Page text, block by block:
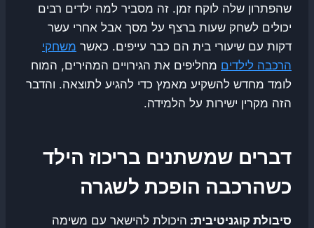
שהפתרון שלה לוקח זמן. זה מסביר למה ילדים רבים
יכולים לשחק שעות ברצף על מסך אבל אחרי עשר
דקות עם שיעורי בית הם כבר עייפים. כאשר משחקי
הרכבה לילדים מחליפים את הגירויים המהירים, המוח
לומד מחדש להשקיע מאמץ כדי להגיע לתוצאה. והדבר
הזה מקרין ישירות על הלמידה.
דברים שמשתנים בריכוז הילד
כשהרכבה הופכת לשגרה
סיבולת קוגניטיבית: היכולת להישאר עם משימה